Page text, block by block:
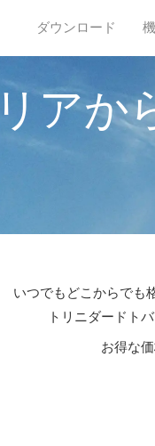
ダウンロード
アか
いつでもどこからでも
トリニダードト
お得な